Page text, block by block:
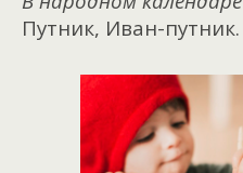
Путник, Иван-путник.